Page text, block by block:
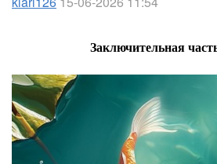
Заключительная